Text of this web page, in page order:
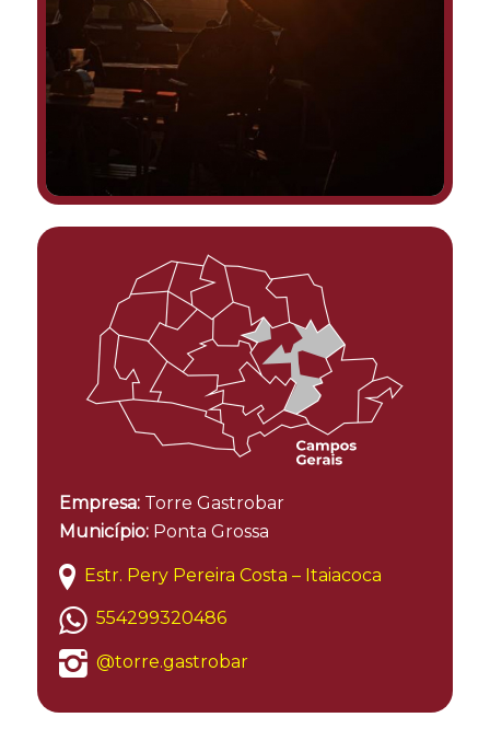
Empresa:Torre Gastrobar
Município:Ponta Grossa
Estr. Pery Pereira Costa – Itaiacoca
554299320486
@torre.gastrobar